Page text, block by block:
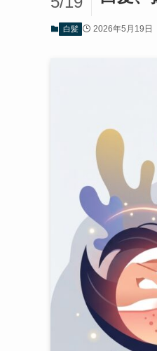
白髪 2026年5月19日